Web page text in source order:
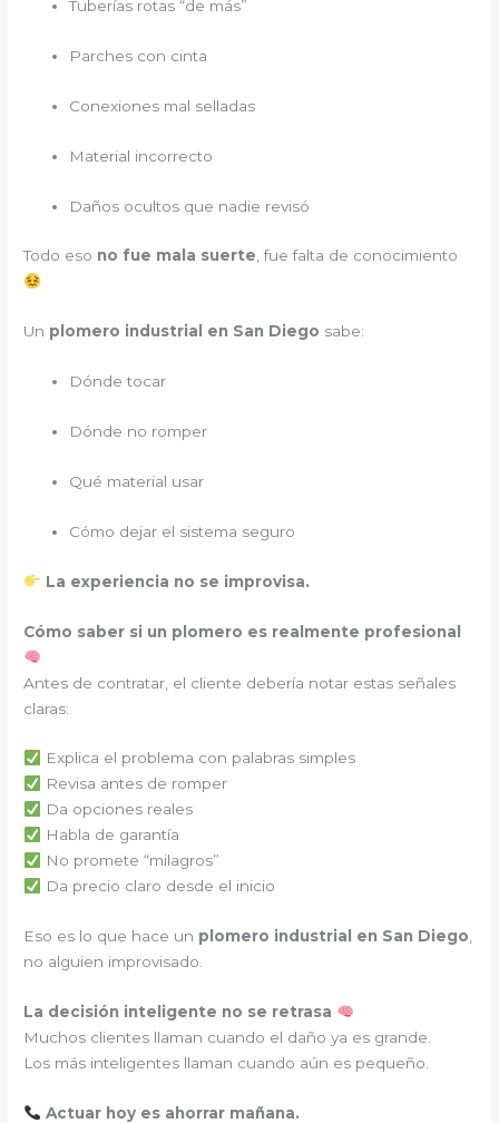
Tuberías rotas “de más”
Parches con cinta
Conexiones mal selladas
Material incorrecto
Daños ocultos que nadie revisó
Todo eso no fue mala suerte, fue falta de conocimiento
Un plomero industrial en San Diego sabe:
Dónde tocar
Dónde no romper
Qué material usar
Cómo dejar el sistema seguro
La experiencia no se improvisa.
Cómo saber si un plomero es realmente profesional
Antes de contratar, el cliente debería notar estas señales
claras:
Explica el problema con palabras simples
Revisa antes de romper
Da opciones reales
Habla de garantía
No promete “milagros”
Da precio claro desde el inicio
Eso es lo que hace un plomero industrial en San Diego,
no alguien improvisado.
La decisión inteligente no se retrasa
Muchos clientes llaman cuando el daño ya es grande.
Los más inteligentes llaman cuando aún es pequeño.
Actuar hoy es ahorrar mañana.